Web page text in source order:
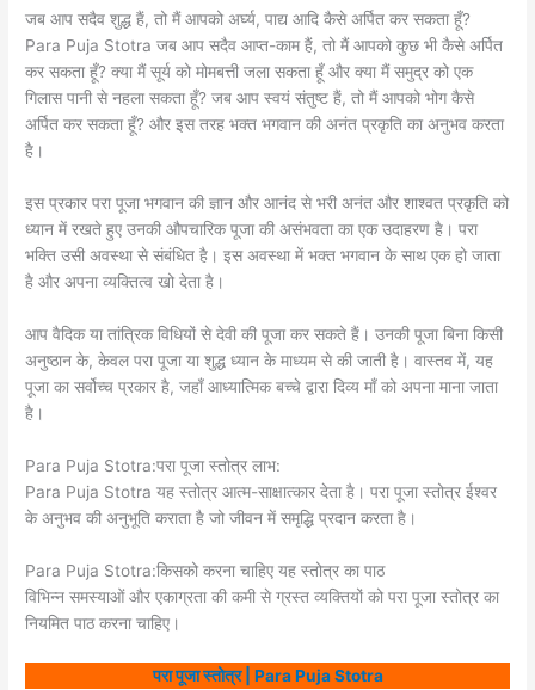
जब आप सदैव शुद्ध हैं, तो मैं आपको अर्घ्य, पाद्य आदि कैसे अर्पित कर सकता हूँ?
Para Puja Stotra जब आप सदैव आप्त-काम हैं, तो मैं आपको कुछ भी कैसे अर्पित
कर सकता हूँ? क्या मैं सूर्य को मोमबत्ती जला सकता हूँ और क्या मैं समुद्र को एक
गिलास पानी से नहला सकता हूँ? जब आप स्वयं संतुष्ट हैं, तो मैं आपको भोग कैसे
अर्पित कर सकता हूँ? और इस तरह भक्त भगवान की अनंत प्रकृति का अनुभव करता
है।
इस प्रकार परा पूजा भगवान की ज्ञान और आनंद से भरी अनंत और शाश्वत प्रकृति को
ध्यान में रखते हुए उनकी औपचारिक पूजा की असंभवता का एक उदाहरण है। परा
भक्ति उसी अवस्था से संबंधित है। इस अवस्था में भक्त भगवान के साथ एक हो जाता
है और अपना व्यक्तित्व खो देता है।
आप वैदिक या तांत्रिक विधियों से देवी की पूजा कर सकते हैं। उनकी पूजा बिना किसी
अनुष्ठान के, केवल परा पूजा या शुद्ध ध्यान के माध्यम से की जाती है। वास्तव में, यह
पूजा का सर्वोच्च प्रकार है, जहाँ आध्यात्मिक बच्चे द्वारा दिव्य माँ को अपना माना जाता
है।
Para Puja Stotra:परा पूजा स्तोत्र लाभ:
Para Puja Stotra यह स्तोत्र आत्म-साक्षात्कार देता है। परा पूजा स्तोत्र ईश्वर
के अनुभव की अनुभूति कराता है जो जीवन में समृद्धि प्रदान करता है।
Para Puja Stotra:किसको करना चाहिए यह स्तोत्र का पाठ
विभिन्न समस्याओं और एकाग्रता की कमी से ग्रस्त व्यक्तियों को परा पूजा स्तोत्र का
नियमित पाठ करना चाहिए।
परा पूजा स्तोत्र | Para Puja Stotra